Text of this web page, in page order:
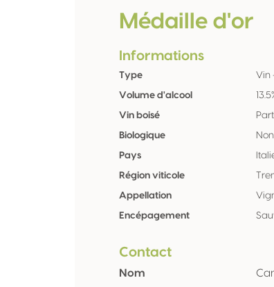
Médaille d'or
Informations
Type Vin
Volume d'alcool
Vin boisé
Biologique Non
Pays
Région viticole
Appellation
Encépagement
Contact
Nom